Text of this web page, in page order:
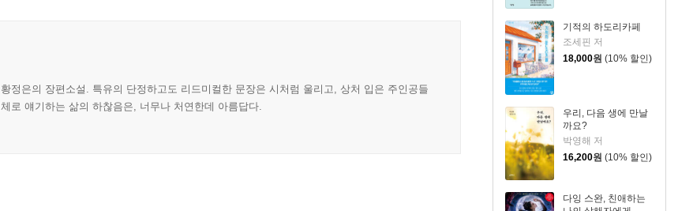
기적의 하도리카페
조세핀 저
18,000원 (10% 할인)
우리, 다음 생에 만날
까요?
박영해 저
16,200원 (10% 할인)
다잉 스완, 친애하는
정은의 장편소설. 특유의 단정하고도 리드미컬한 문장은 시처럼 울리고, 상처 입은 주인공들
로 얘기하는 삶의 하찮음은, 너무나 처연한데 아름답다.